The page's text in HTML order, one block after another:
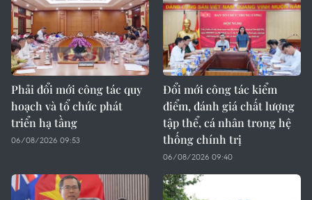
Phải đổi mới công tác quy
hoạch và tổ chức phát
triển hạ tầng
06/08/2026 09:53
Đổi mới công tác kiểm
điểm, đánh giá chất lượng
tập thể, cá nhân trong hệ
thống chính trị
06/08/2026 09:40